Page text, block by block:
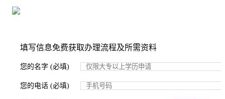
填写信息免费获取办理流程及所需资料
您的名字 (必填)
您的电话 (必填)